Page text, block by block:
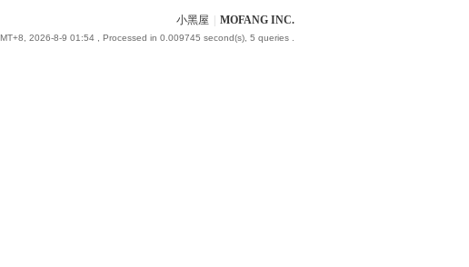
小黑屋 MOFANG INC.
2026-8-9 01:54 , Processed in 0.009745 second(s), 5 queries .